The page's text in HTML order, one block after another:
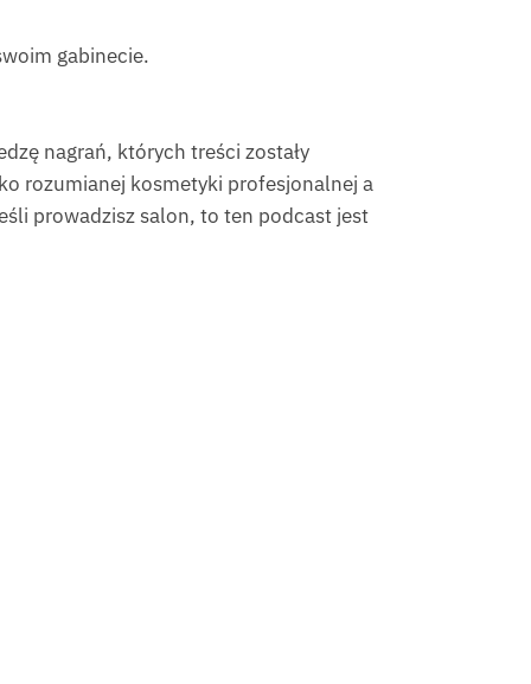
gabinecie.
nagrań, których treści zostały
rozumianej kosmetyki profesjonalnej a
prowadzisz salon, to ten podcast jest